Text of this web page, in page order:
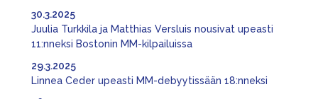
Juulia Turkkila ja Matthias Versluis nousivat upeasti
11:nneksi Bostonin MM-kilpailuissa
30.3.2025
Linnea Ceder upeasti MM-debyytissään 18:nneksi
29.3.2025